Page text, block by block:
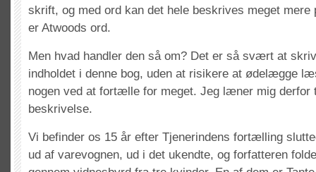
skrift, og med ord kan det hele beskrives meget
er Atwoods ord.
Men hvad handler den så om? Det er så svært at
indholdet i denne bog, uden at risikere at ødelægge
nogen ved at fortælle for meget. Jeg læner mig
beskrivelse.
Vi befinder os 15 år efter Tjenerindens fortælling
ud af varevognen, ud i det ukendte, og forfatteren